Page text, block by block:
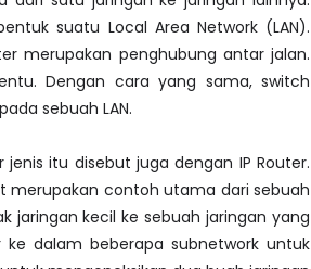
suatu Local Area Network (LAN).
merupakan penghubung antar jalan.
Dengan cara yang sama, switch
sebuah LAN.
itu disebut juga dengan IP Router.
merupakan contoh utama dari sebuah
jaringan kecil ke sebuah jaringan yang
dalam beberapa subnetwork untuk